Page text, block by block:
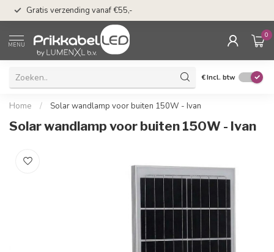
Gratis verzending vanaf €55,-
MENU
0
€Incl. btw
Home / Solar wandlamp voor buiten 150W - Ivan
Solar wandlamp voor buiten 150W - Ivan